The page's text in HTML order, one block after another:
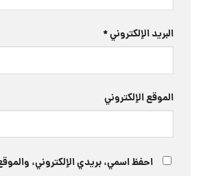
البريد الإلكتروني*
الموقع الإلكتروني
احفظ اسمي، بريدي الإلكتروني،